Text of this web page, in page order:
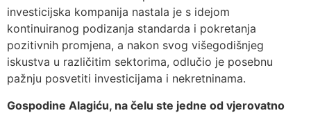
investicijska kompanija nastala je s idejom
kontinuiranog podizanja standarda i pokretanja
pozitivnih promjena, a nakon svog višegodišnjeg
iskustva u različitim sektorima, odlučio je posebnu
pažnju posvetiti investicijama i nekretninama.
Gospodine Alagiću, na čelu ste jedne od vjerovatno